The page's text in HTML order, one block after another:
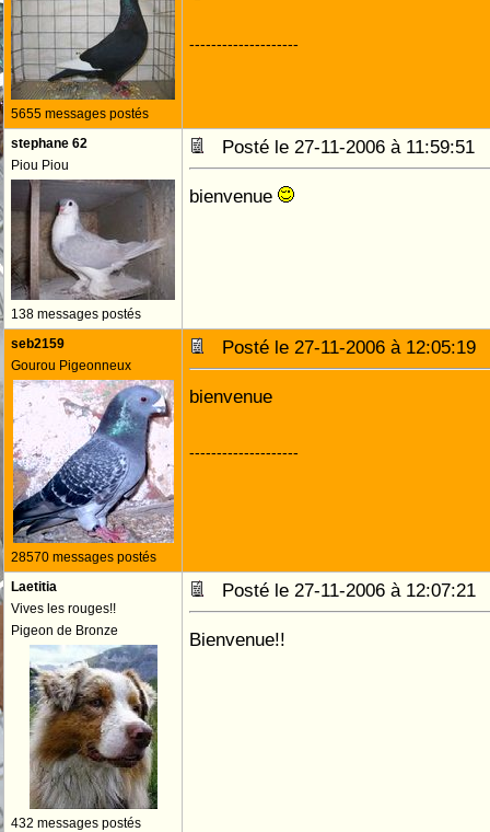
5655 messages postés
--------------------
stephane 62
Piou Piou
138 messages postés
Posté le 27-11-2006 à 11:59:51
bienvenue
seb2159
Gourou Pigeonneux
28570 messages postés
Posté le 27-11-2006 à
bienvenue
--------------------
Laetitia
Vives les rouges!!
Pigeon de Bronze
432 messages postés
Posté le 27-11-2006 à
Bienvenue!!